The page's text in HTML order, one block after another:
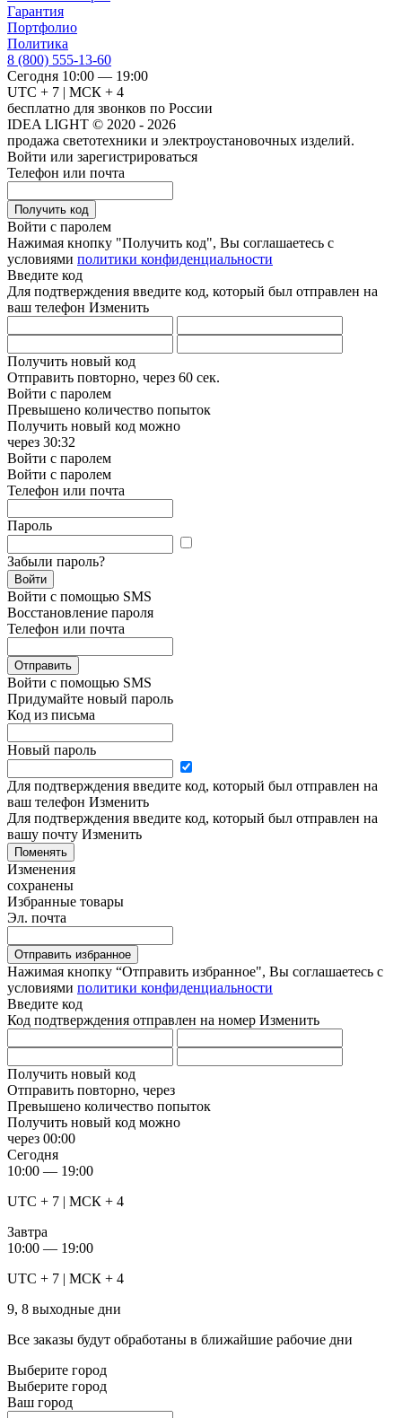
Гарантия
Портфолио
Политика
8 (800) 555-13-60
Сегодня 10:00 — 19:00
UTC + 7 | МСК + 4
бесплатно для звонков по России
IDEA LIGHT © 2020 - 2026
продажа светотехники и электроустановочных изделий.
Войти или зарегистрироваться
Телефон или почта
Получить код
Войти с паролем
Нажимая кнопку "Получить код", Вы соглашаетесь с
условиями политики конфиденциальности
Введите код
Для подтверждения введите код, который был отправлен на
ваш телефон Изменить
Получить новый код
Отправить повторно, через 60 сек.
Войти с паролем
Превышено количество попыток
Получить новый код можно
через 30:32
Войти с паролем
Войти с паролем
Телефон или почта
Пароль
Забыли пароль?
Войти
Войти с помощью SMS
Восстановление пароля
Телефон или почта
Отправить
Войти с помощью SMS
Придумайте новый пароль
Код из письма
Новый пароль
Для подтверждения введите код, который был отправлен на
ваш телефон Изменить
Для подтверждения введите код, который был отправлен на
вашу почту Изменить
Поменять
Изменения
сохранены
Избранные товары
Эл. почта
Отправить избранное
Нажимая кнопку “Отправить избранное", Вы соглашаетесь c
условиями политики конфиденциальности
Введите код
Код подтверждения отправлен на номер Изменить
Получить новый код
Отправить повторно, через
Превышено количество попыток
Получить новый код можно
через 00:00
Сегодня
10:00 — 19:00
UTC + 7 | МСК + 4
Завтра
10:00 — 19:00
UTC + 7 | МСК + 4
9, 8 выходные дни
Все заказы будут обработаны в ближайшие рабочие дни
Выберите город
Выберите город
Ваш город